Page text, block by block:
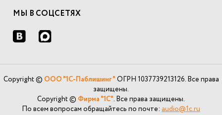
МЫ В СОЦСЕТЯХ
Copyright © ООО "1С-Паблишинг" ОГРН 1037739213126. Все права
защищены.
Copyright © Фирма "1С". Все права защищены.
По всем вопросам обращайтесь по почте: audio@1c.ru